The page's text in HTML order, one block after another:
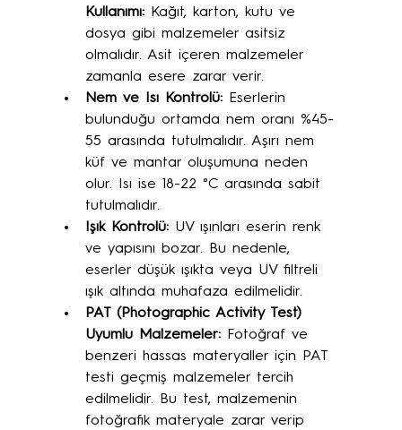
Kullanımı: Kağıt, karton, kutu ve
dosya gibi malzemeler asitsiz
olmalıdır. Asit içeren malzemeler
zamanla esere zarar verir.
Nem ve Isı Kontrolü: Eserlerin
bulunduğu ortamda nem oranı %45-
55 arasında tutulmalıdır. Aşırı nem
küf ve mantar oluşumuna neden
olur. Isı ise 18-22 °C arasında sabit
tutulmalıdır.
Işık Kontrolü: UV ışınları eserin renk
ve yapısını bozar. Bu nedenle,
eserler düşük ışıkta veya UV filtreli
ışık altında muhafaza edilmelidir.
PAT (Photographic Activity Test)
Uyumlu Malzemeler: Fotoğraf ve
benzeri hassas materyaller için PAT
testi geçmiş malzemeler tercih
edilmelidir. Bu test, malzemenin
fotoğrafik materyale zarar verip